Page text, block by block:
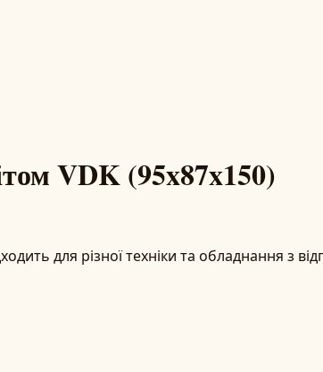
VDK (95x87x150)
для різної техніки та обладнання з